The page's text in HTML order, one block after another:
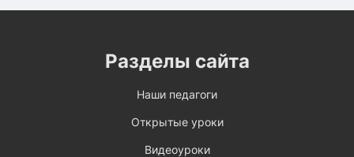
Разделы сайта
Наши педагоги
Открытые уроки
Видеоуроки